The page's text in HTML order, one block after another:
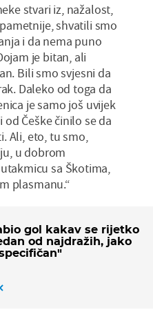
stvari iz, nažalost,
shvatili smo
i da nema puno
je bitan, ali
Bili smo svjesni da
Daleko od toga da
je samo još uvijek
Češke činilo se da
Ali, eto, tu smo,
u dobrom
sa Škotima,
plasmanu.“
gol kakav se rijetko
od najdražih, jako